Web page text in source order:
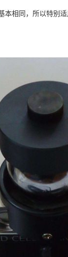
相同，所以特别